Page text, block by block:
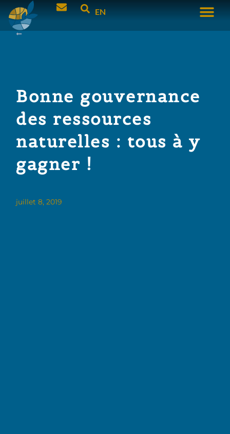
EN
Bonne gouvernance
des ressources
naturelles : tous à y
gagner !
juillet 8, 2019